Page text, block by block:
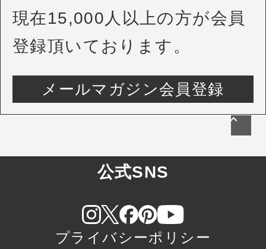
現在15,000人以上の方が会員
登録頂いております。
メールマガジン会員登録
公式SNS
プライバシーポリシー